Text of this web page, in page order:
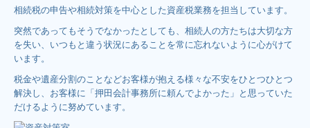
過去セミナー
コラム
お問合せ
相続税の申告や相続対策を中心とした資産税業務を担当しています。
突然であってもそうでなかったとしても、相続人の方たちは大切な方
を失い、いつもと違う状況にあることを常に忘れないように心がけて
います。
税金や遺産分割のことなどお客様が抱える様々な不安をひとつひとつ
解決し、お客様に「押田会計事務所に頼んでよかった」と思っていた
だけるように努めています。